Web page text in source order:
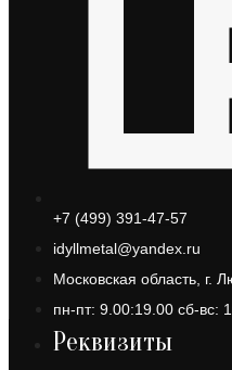
+7 (499) 391-47-57
idyllmetal@yandex.ru
Московская область,
пн-пт: 9.00:19.00 сб-вс:
Реквизиты